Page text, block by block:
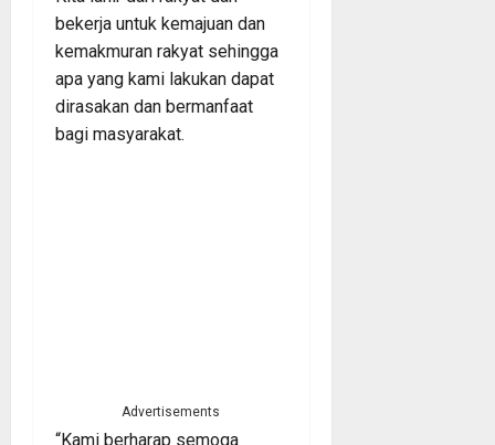
bekerja untuk kemajuan dan
kemakmuran rakyat sehingga
apa yang kami lakukan dapat
dirasakan dan bermanfaat
bagi masyarakat.
Advertisements
“Kami berharap semoga